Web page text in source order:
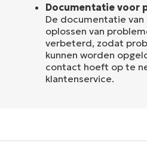
Documentatie voor
De documentatie
oplossen van
verbeterd, zodat
kunnen worden
contact hoeft op te
klantenservice.